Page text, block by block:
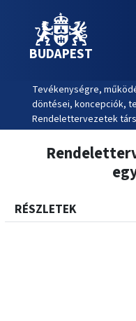
BUDAPEST
Tevékenységre,
döntései, koncepciók,
Rendelettervezetek
RÉSZLETEK